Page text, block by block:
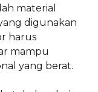
material
digunakan
harus
mampu
yang berat.